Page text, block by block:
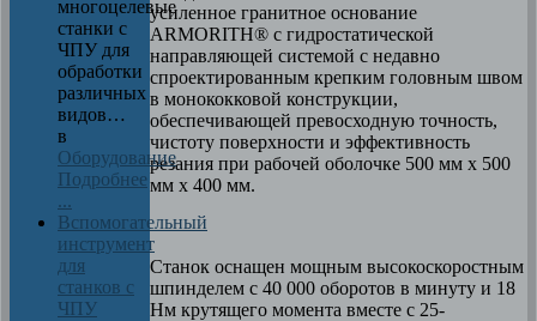
усиленное гранитное основание
ARMORITH® с гидростатической
направляющей системой с недавно
спроектированным крепким головным швом
в монококковой конструкции,
обеспечивающей превосходную точность,
чистоту поверхности и эффективность
резания при рабочей оболочке 500 мм х 500
мм х 400 мм.
Станок оснащен мощным высокоскоростным
шпинделем с 40 000 оборотов в минуту и 18
Нм крутящего момента вместе с 25-
многоцелевые
станки с
ЧПУ для
обработки
различных
видов…
в
Оборудование
Подробнее
...
Вспомогательный
инструмент
для
станков с
ЧПУ